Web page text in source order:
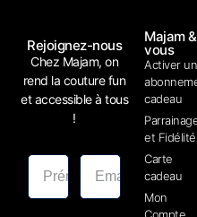
Majam &
vous
Activer un
cadeau
et Fidélité
Carte
cadeau
Mon
Rejoignez-nous
Chez Majam, on
rend la couture fun
et accessible à tous
!